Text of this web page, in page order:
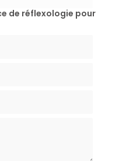
de réflexologie pour